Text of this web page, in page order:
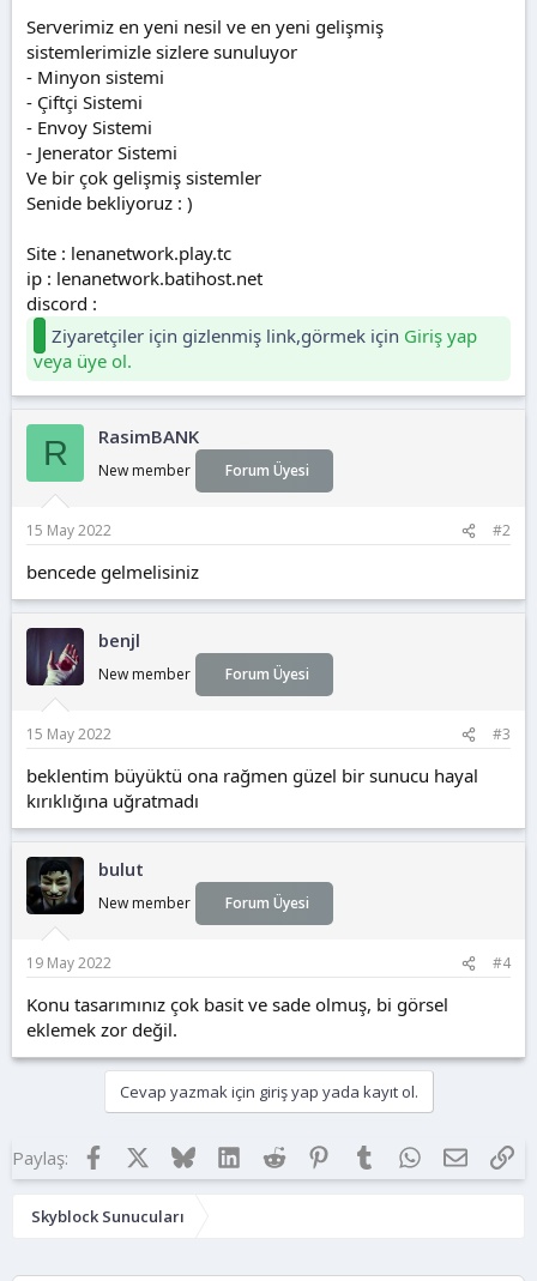
Serverimiz en yeni nesil ve en yeni gelişmiş
sistemlerimizle sizlere sunuluyor
- Minyon sistemi
- Çiftçi Sistemi
- Envoy Sistemi
- Jenerator Sistemi
Ve bir çok gelişmiş sistemler
Senide bekliyoruz : )
Site : lenanetwork.play.tc
ip : lenanetwork.batihost.net
discord :
Ziyaretçiler için gizlenmiş link,görmek için Giriş yap
veya üye ol.
R RasimBANK
New member Forum Üyesi
15 May 2022 #2
bencede gelmelisiniz
benjl
New member Forum Üyesi
15 May 2022 #3
beklentim büyüktü ona rağmen güzel bir sunucu hayal
kırıklığına uğratmadı
bulut
New member Forum Üyesi
19 May 2022 #4
Konu tasarımınız çok basit ve sade olmuş, bi görsel
eklemek zor değil.
Cevap yazmak için giriş yap yada kayıt ol.
Paylaş: Facebook BlueskyLinkedInReddit Pinterest
Tumblr WhatsApp
E-posta
Skyblock Sunucuları